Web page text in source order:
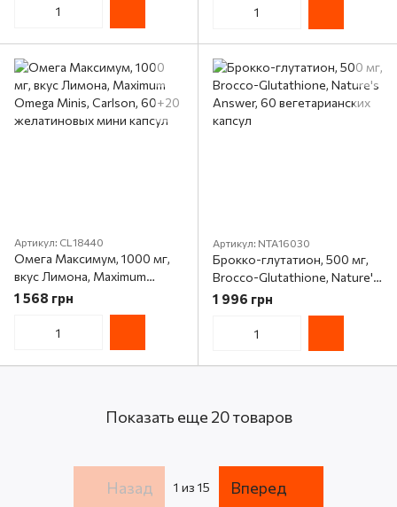
Артикул: CL18440
Омега Максимум, 1000 мг,
вкус Лимона, Maximum
Omega Minis, Carlson, 60+20
желатиновых мини капсул
1 568 грн
Артикул: NTA16030
Брокко-глутатион, 500 мг,
Brocco-Glutathione, Nature's
Answer, 60 вегетарианских
1 996 грн
Показать еще 20 товаров
Назад 1 из 15 Вперед